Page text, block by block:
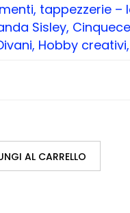
tappezzerie
Sisley,
Hobby
AL CARRELLO